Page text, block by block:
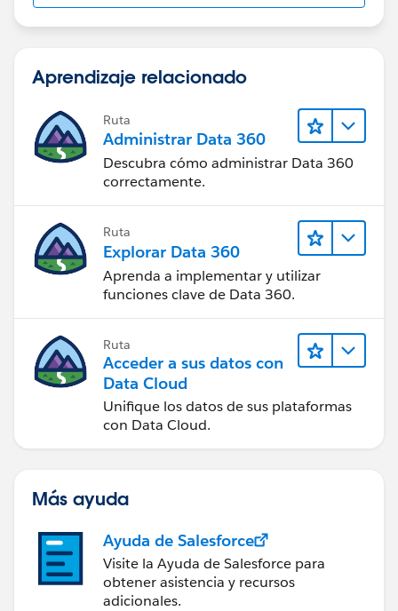
Aprendizaje relacionado
Ruta
Administrar Data 360
Descubra cómo administrar Data 360
correctamente.
Ruta
Explorar Data 360
Aprenda a implementar y utilizar
funciones clave de Data 360.
Ruta
Acceder a sus datos con
Data Cloud
Unifique los datos de sus plataformas
con Data Cloud.
Más ayuda
Ayuda de Salesforce
Visite la Ayuda de Salesforce para
obtener asistencia y recursos
adicionales.